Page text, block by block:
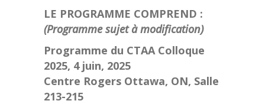
LE PROGRAMME COMPREND :
(Programme sujet à modification)
Programme du CTAA Colloque
2025, 4 juin, 2025
Centre Rogers Ottawa, ON, Salle
213-215